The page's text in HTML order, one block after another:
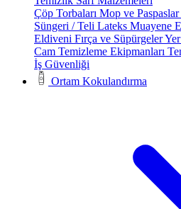
Çöp Torbaları Mop ve Paspaslar
Süngeri / Teli Lateks Muayene
Eldiveni Fırça ve Süpürgeler
Cam Temizleme Ekipmanları
İş Güvenliği
Ortam Kokulandırma